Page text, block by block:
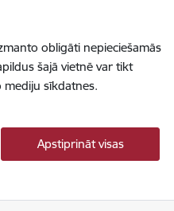
obligāti nepieciešamās
šajā vietnē var tikt
mediju sīkdatnes.
Apstiprināt visas